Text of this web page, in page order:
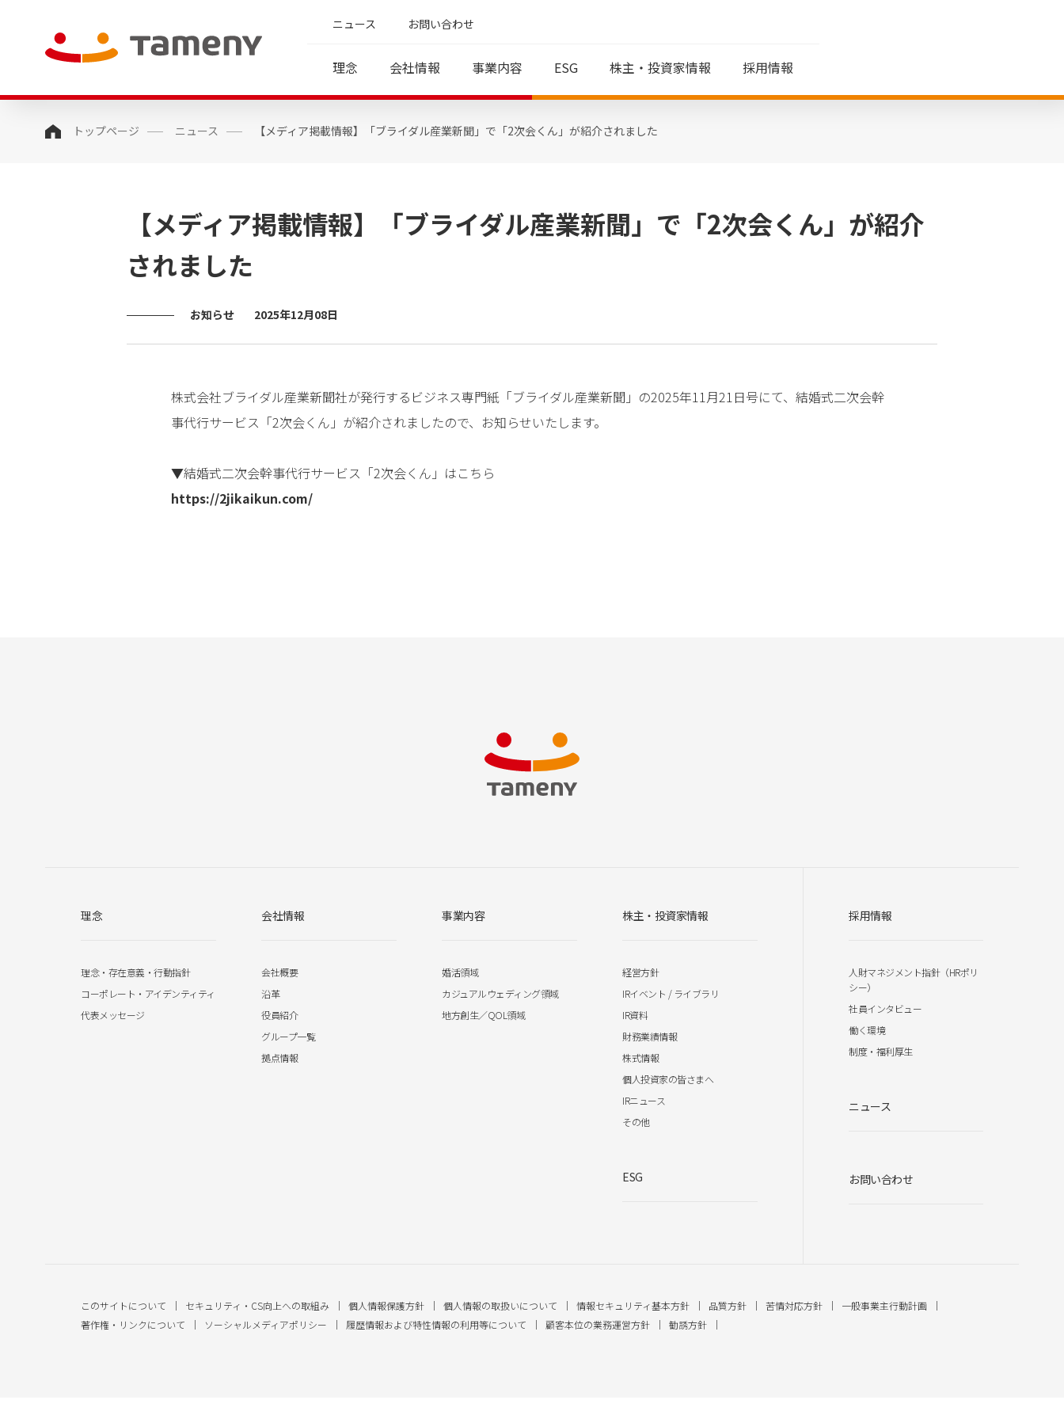
ニュース お問い合わせ
理念 会社情報 事業内容 ESG 株主・投資家情報 採用情報
理念・存在意義・行動指針 コーポレート・アイデンティティ
会社概要 沿革 役員紹介 グループ一覧
婚活領域 カジュアルウェディング領域
経営方針
コーポレート・ガバナン
IRイベント / ライブ
決算説明会等
中期経営計画説明会及び
IR資料
報告書
財務業績情報
直近の損益計算書
株式事務手続き
IRニュース
人財マネジメント指針(HRポリシー) 社員インタビュー 働く環境
トップページ ニュース 【メディア掲載情報】「ブライダル産業新聞」で「2次会くん」が紹介されました
【メディア掲載情報】「ブライダル産業新聞」で「2次会くん」が紹介
されました
お知らせ 2025年12月08日
株式会社ブライダル産業新聞社が発行するビジネス専門紙「ブライダル産業新聞」の2025年11月21日号にて、結婚式二次会幹
事代行サービス「2次会くん」が紹介されましたので、お知らせいたします。
▼結婚式二次会幹事代行サービス「2次会くん」はこちら
https://2jikaikun.com/
理念
理念・存在意義・行動指針
コーポレート・アイデンティティ
代表メッセージ
会社情報
会社概要
沿革
役員紹介
グループ一覧
拠点情報
事業内容
婚活領域
カジュアルウェディング領域
地方創生／QOL領域
株主・投資家情報
経営方針
IRイベント / ライブラリ
IR資料
財務業績情報
株式情報
個人投資家の皆さまへ
IRニュース
その他
ESG
採用情報
人財マネジメント指針（HRポリ
シー）
社員インタビュー
働く環境
制度・福利厚生
ニュース
お問い合わせ
このサイトについて セキュリティ・CS向上への取組み 個人情報保護方針 個人情報の取扱いについて 情報セキュリティ基本方針 品質方針 苦情対応方針
一般事業主行動計画
著作権・リンクについて
ソーシャルメディアポリシー 履歴情報および特性情報の利用等について 顧客本位の業務運営方針 勧誘方針